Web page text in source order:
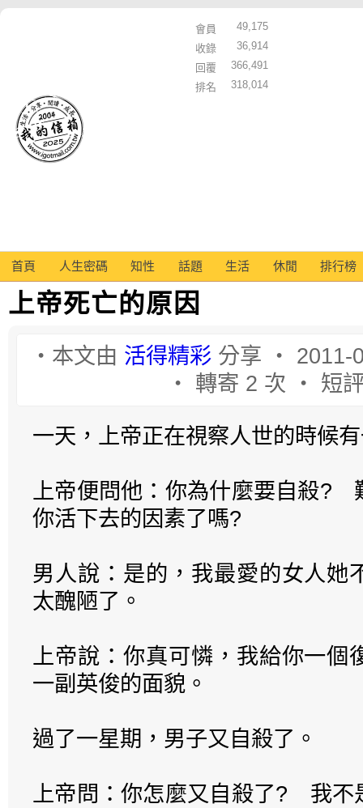
會員
49,175
收錄
36,914
回覆
366,491
排名
318,014
首頁 人生密碼 知性 話題 生活 休閒 排行榜
上帝死亡的原因
‧本文由 活得精彩 分享 ‧ 2011-
‧ 轉寄 2 次 ‧ 短
一天，上帝正在視察人世的時候
上帝便問他：你為什麼要自殺?
你活下去的因素了嗎?
男人說：是的，我最愛的女人她
太醜陋了。
上帝說：你真可憐，我給你一
一副英俊的面貌。
過了一星期，男子又自殺了。
上帝問：你怎麼又自殺了? 我不